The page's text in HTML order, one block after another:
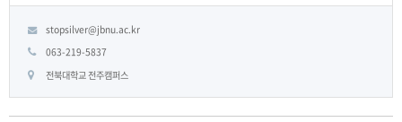
stopsilver@jbnu.ac.kr
063-219-5837
전북대학교 전주캠퍼스